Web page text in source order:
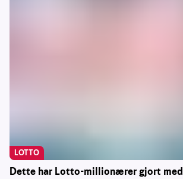
Dette har Lotto-millionærer gjort
LOTTO